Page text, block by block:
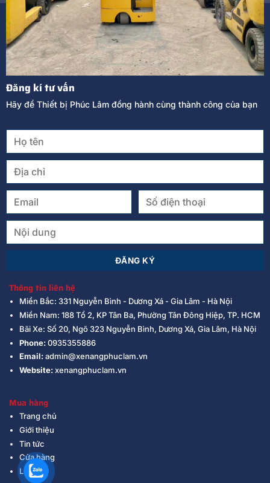
Đăng kí tư vấn
Hãy để Thiết bị Phúc Lâm đồng hành cùng thành công của bạn
Thông tin liên hệ
Miền Bắc: 331 Nguyễn Bình - Dương Xá - Gia Lâm - Hà Nội
Miền Nam: 188 Tổ 2, KP Tân Ba, Phường Tân Đông Hiệp, TP. HCM
Bãi Xe: Số 20, Ngõ 323 Nguyễn Bình, Dương Xá, Gia Lâm, Hà Nội
Phone:0935355886
Email:admin@xenangphuclam.vn
Website:xenangphuclam.vn
Mua hàng
Trang chủ
Giới thiệu
Tin tức
Cửa hàng
Liên hệ